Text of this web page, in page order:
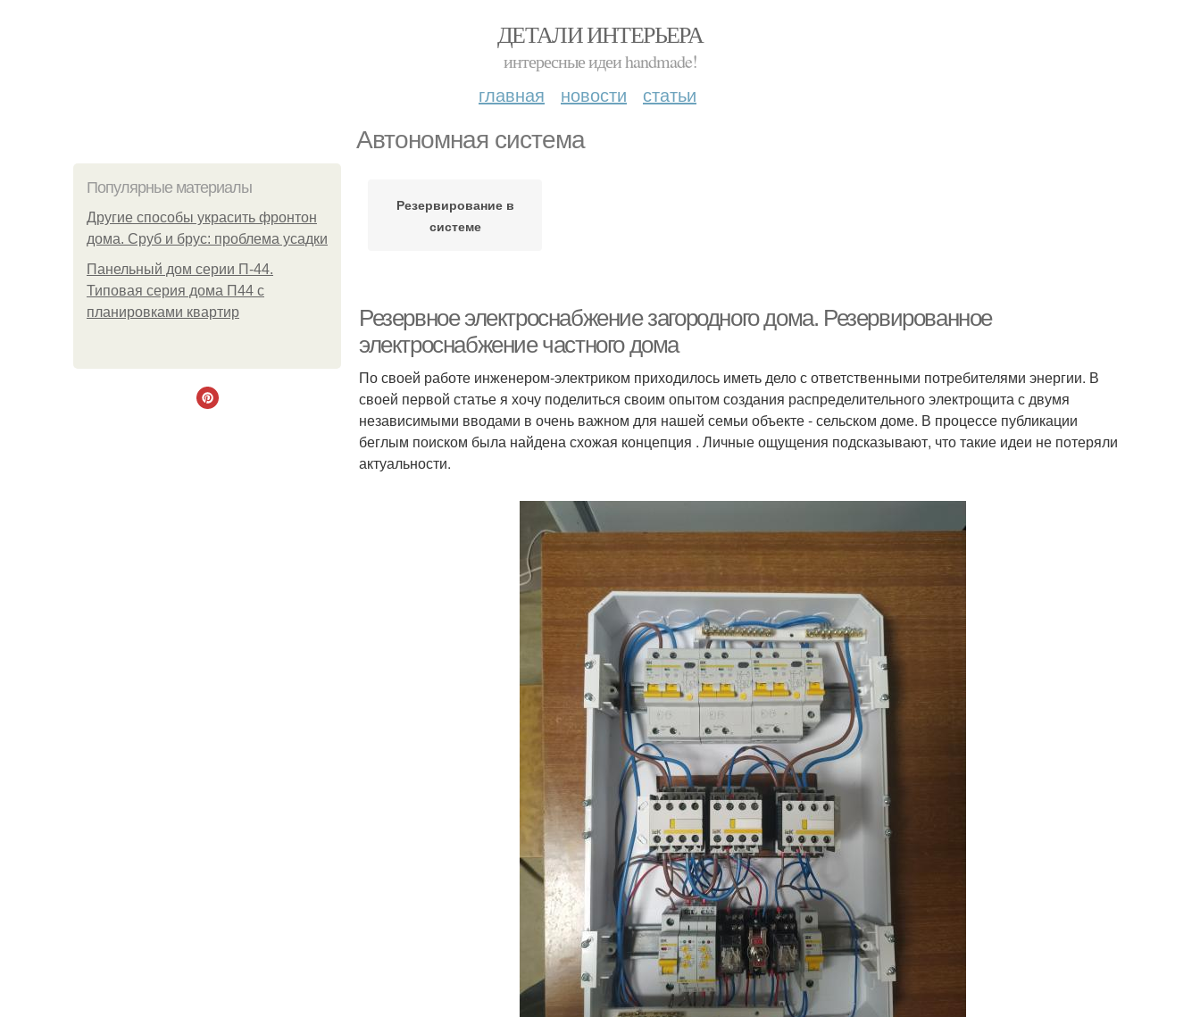
ДЕТАЛИ ИНТЕРЬЕРА
интересные идеи handmade!
главная новости статьи
Автономная система
Популярные материалы
Другие способы украсить фронтон
дома. Сруб и брус: проблема усадки
Панельный дом серии П-44.
Типовая серия дома П44 с
планировками квартир
Резервирование в
системе
Резервное электроснабжение загородного дома. Резервированное
электроснабжение частного дома
По своей работе инженером-электриком приходилось иметь дело с ответственными потребителями энергии. В
своей первой статье я хочу поделиться своим опытом создания распределительного электрощита с двумя
независимыми вводами в очень важном для нашей семьи объекте - сельском доме. В процессе публикации
беглым поиском была найдена схожая концепция . Личные ощущения подсказывают, что такие идеи не потеряли
актуальности.